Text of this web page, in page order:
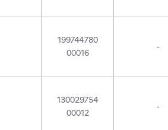
199744780
00016
-
130029754
00012
-